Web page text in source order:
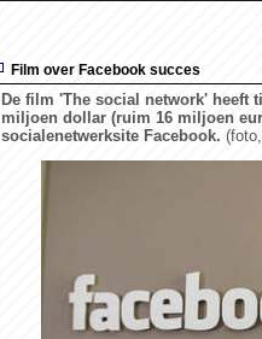
Film over Facebook succes
De film 'The social network' heeft
miljoen dollar (ruim 16 miljoen
socialenetwerksite Facebook. (foto,